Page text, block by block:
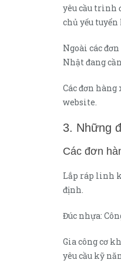
yêu cầu trình
chủ yếu tuyển
Ngoài các
Nhật đang
Các đơn
website.
3. Những
Các đơn
Lắp ráp linh
định.
Đúc nhựa:
Gia công cơ
yêu cầu kỹ